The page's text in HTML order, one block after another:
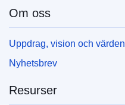
Om oss
Uppdrag, vision och värden
Nyhetsbrev
Resurser